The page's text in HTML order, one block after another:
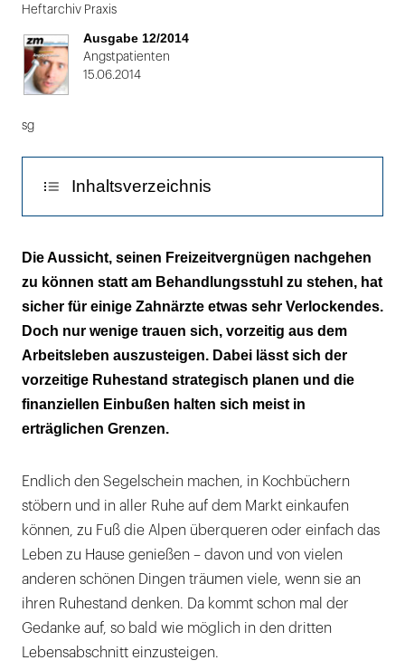
1
von
2:
Wer
Lebensabend
bewusst
etwas
sollte
sich
beim
Versorgungswerk
über
die
jeweiligen
Regelungen
den
Ausstieg
erkundigen.
|
Heftarchiv Praxis
Ausgabe 12/2014
Angstpatienten
15.06.2014
sg
Inhaltsverzeichnis
Rentenerträge oft kleiner als gedacht
Nur Durchrechnen bringt Erkenntnis
Rechnung nicht ohne Fiskus machen
Vermögen aus Verkauf der Praxis nicht
überschätzen
Die Aussicht, seinen Freizeitvergnügen nachgehen
zu können statt am Behandlungsstuhl zu stehen, hat
sicher für einige Zahnärzte etwas sehr Verlockendes.
Doch nur wenige trauen sich, vorzeitig aus dem
Arbeitsleben auszusteigen. Dabei lässt sich der
vorzeitige Ruhestand strategisch planen und die
finanziellen Einbußen halten sich meist in
erträglichen Grenzen.
Endlich den Segelschein machen, in Kochbüchern
stöbern und in aller Ruhe auf dem Markt einkaufen
können, zu Fuß die Alpen überqueren oder einfach das
Leben zu Hause genießen – davon und von vielen
anderen schönen Dingen träumen viele, wenn sie an
ihren Ruhestand denken. Da kommt schon mal der
Gedanke auf, so bald wie möglich in den dritten
Lebensabschnitt einzusteigen.